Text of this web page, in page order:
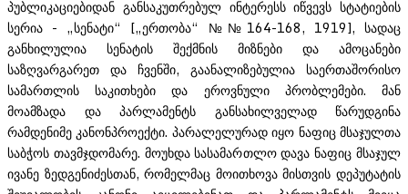
პუბლიკაციებიდან განსაკუთრებულ ინტერესს იწვევს სტატიების
სერია - „სენატი“ [„ერთობა“ №№164-168, 1919], სადაც
განხილულია სენატის შექმნის მიზნები და ამოცანები
საზღვარგარეთ და ჩვენში, გაანალიზებულია საერთაშორისო
სამართლის საკითხები და ეროვნული პრობლემები. მან
მოამზადა და პარლამენტს განსახილველად წარუდგინა
რამდენიმე კანონპროექტი. პარალელურად იყო ნაფიც მსაჯულთა
საბჭოს თავმჯდომარე. მოუხდა სასამართლო დავა ნაფიც მსაჯულ
ივანე ზედგენიძესთან, რომელმაც მოითხოვა მისთვის დეპუტატის